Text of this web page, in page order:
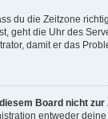
du die Zeitzone
geht die Uhr des
damit er das
Board nicht zur
entweder